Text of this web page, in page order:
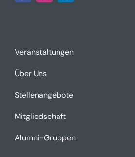
Veranstaltungen
Über Uns
Stellenangebote
Mitgliedschaft
Alumni-Gruppen